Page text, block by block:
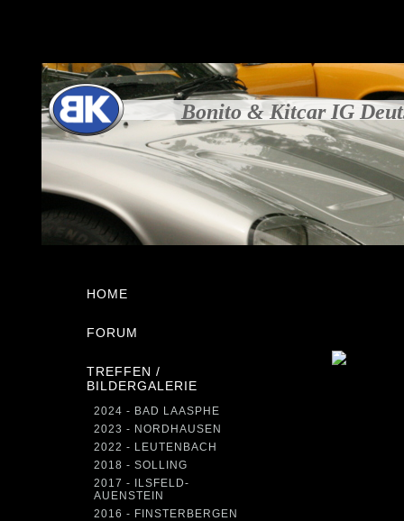
Bonito & Kitcar IG
HOME
FORUM
TREFFEN /
BILDERGALERIE
2024 - BAD LAASPHE
2023 - NORDHAUSEN
2022 - LEUTENBACH
2018 - SOLLING
2017 - ILSFELD-
AUENSTEIN
2016 - FINSTERBERGEN